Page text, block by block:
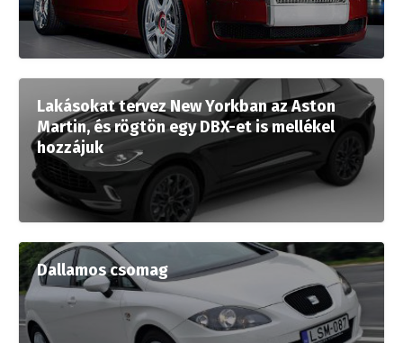
Lakásokat tervez New Yorkban az Aston
Martin, és rögtön egy DBX-et is mellékel
hozzájuk
Dallamos csomag